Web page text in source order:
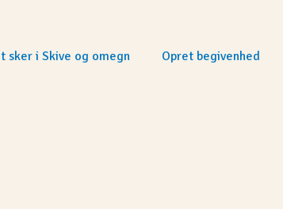
sker i Skive og omegn Opret begivenhed